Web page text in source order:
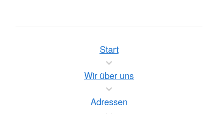
Start
Wir über uns
Adressen